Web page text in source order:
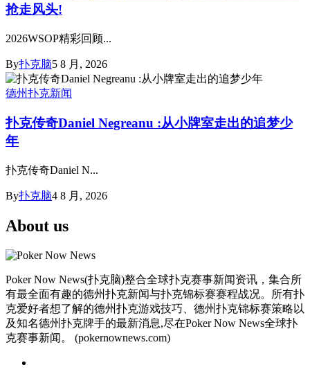
抢走风头!
2026WSOP精彩回顾...
By扑克脑5 8 月, 2026
德州扑克新闻
扑克传奇Daniel Negreanu :从小牌室走出的追梦少
年
扑克传奇Daniel N...
By扑克脑4 8 月, 2026
About us
Poker Now News(扑克脑)整合全球扑克赛事新闻资讯，集合所
有最全面有趣的德州扑克新闻与扑克锦标赛赛程战况。所有扑
克爱好者想了解的德州扑克游戏技巧、德州扑克锦标赛策略以
及知名德州扑克牌手的最新消息,尽在Poker Now News全球扑
克赛事新闻。 (pokernownews.com)